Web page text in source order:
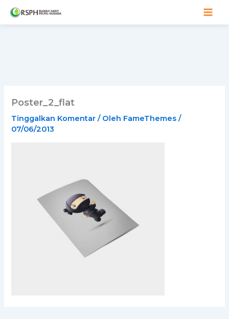
Poster_2_flat
Tinggalkan Komentar / Oleh FameThemes/
07/06/2013